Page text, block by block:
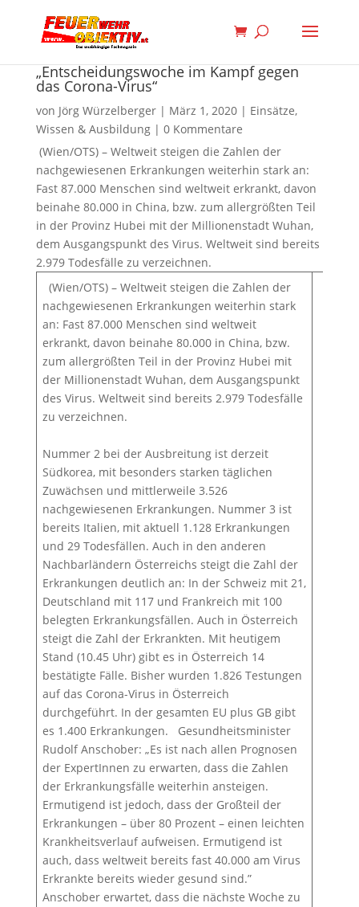
„Entscheidungswoche im Kampf gegen
das Corona-Virus“
von Jörg Würzelberger| März 1, 2020| Einsätze,
Wissen & Ausbildung| 0 Kommentare
(Wien/OTS) – Weltweit steigen die Zahlen der
nachgewiesenen Erkrankungen weiterhin stark an:
Fast 87.000 Menschen sind weltweit erkrankt, davon
beinahe 80.000 in China, bzw. zum allergrößten Teil
in der Provinz Hubei mit der Millionenstadt Wuhan,
dem Ausgangspunkt des Virus. Weltweit sind bereits
2.979 Todesfälle zu verzeichnen.
(Wien/OTS) – Weltweit steigen die Zahlen der
nachgewiesenen Erkrankungen weiterhin stark
an: Fast 87.000 Menschen sind weltweit
erkrankt, davon beinahe 80.000 in China, bzw.
zum allergrößten Teil in der Provinz Hubei mit
der Millionenstadt Wuhan, dem Ausgangspunkt
des Virus. Weltweit sind bereits 2.979 Todesfälle
zu verzeichnen.
Nummer 2 bei der Ausbreitung ist derzeit
Südkorea, mit besonders starken täglichen
Zuwächsen und mittlerweile 3.526
nachgewiesenen Erkrankungen. Nummer 3 ist
bereits Italien, mit aktuell 1.128 Erkrankungen
und 29 Todesfällen. Auch in den anderen
Nachbarländern Österreichs steigt die Zahl der
Erkrankungen deutlich an: In der Schweiz mit 21,
Deutschland mit 117 und Frankreich mit 100
belegten Erkrankungsfällen. Auch in Österreich
steigt die Zahl der Erkrankten. Mit heutigem
Stand (10.45 Uhr) gibt es in Österreich 14
bestätigte Fälle. Bisher wurden 1.826 Testungen
auf das Corona-Virus in Österreich
durchgeführt. In der gesamten EU plus GB gibt
es 1.400 Erkrankungen. Gesundheitsminister
Rudolf Anschober: „Es ist nach allen Prognosen
der ExpertInnen zu erwarten, dass die Zahlen
der Erkrankungsfälle weiterhin ansteigen.
Ermutigend ist jedoch, dass der Großteil der
Erkrankungen – über 80 Prozent – einen leichten
Krankheitsverlauf aufweisen. Ermutigend ist
auch, dass weltweit bereits fast 40.000 am Virus
Erkrankte bereits wieder gesund sind.”
Anschober erwartet, dass die nächste Woche zu